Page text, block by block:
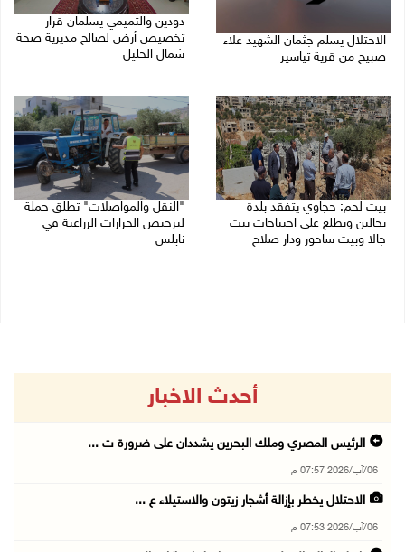
الاحتلال يسلم جثمان الشهيد علاء
صبيح من قرية تياسير
دودين والتميمي يسلمان قرار
تخصيص أرض لصالح مديرية صحة
شمال الخليل
بيت لحم: حجاوي يتفقد بلدة
نحالين ويطلع على احتياجات بيت
جالا وبيت ساحور ودار صلاح
"النقل والمواصلات" تطلق حملة
لترخيص الجرارات الزراعية في
نابلس
أحدث الاخبار
الرئيس المصري وملك البحرين يشددان على ضرورة ت ...
06/آب/2026 07:57 م
الاحتلال يخطر بإزالة أشجار زيتون والاستيلاء ع ...
06/آب/2026 07:53 م